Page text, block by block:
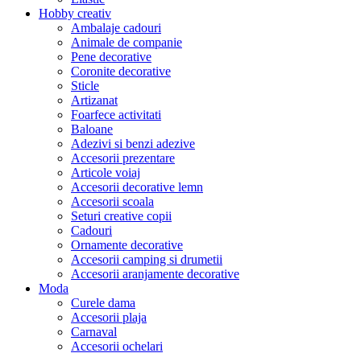
Hobby creativ
Ambalaje cadouri
Animale de companie
Pene decorative
Coronite decorative
Sticle
Artizanat
Foarfece activitati
Baloane
Adezivi si benzi adezive
Accesorii prezentare
Articole voiaj
Accesorii decorative lemn
Accesorii scoala
Seturi creative copii
Cadouri
Ornamente decorative
Accesorii camping si drumetii
Accesorii aranjamente decorative
Moda
Curele dama
Accesorii plaja
Carnaval
Accesorii ochelari